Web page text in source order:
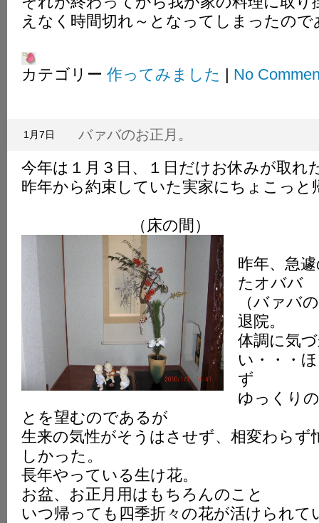
えなく時間切れ～となってしまったの
カテゴリー 作ってみました | No
バァバのお正月。
1月7日
今年は１月３日、１日だけお休みが取れ
昨年から約束していた実家にちょこっと
（床の間）
昨年、急
たオババ
（バァバ
退院。
体調に気
い・・・
ず
ゆっくり
とを望むのであるが
生来の気性がそうはさせず、相変わらず
しかった。
長年やっている生け花。
お盆、お正月用はもちろんのこと
いつ帰っても四季折々の花が活けら